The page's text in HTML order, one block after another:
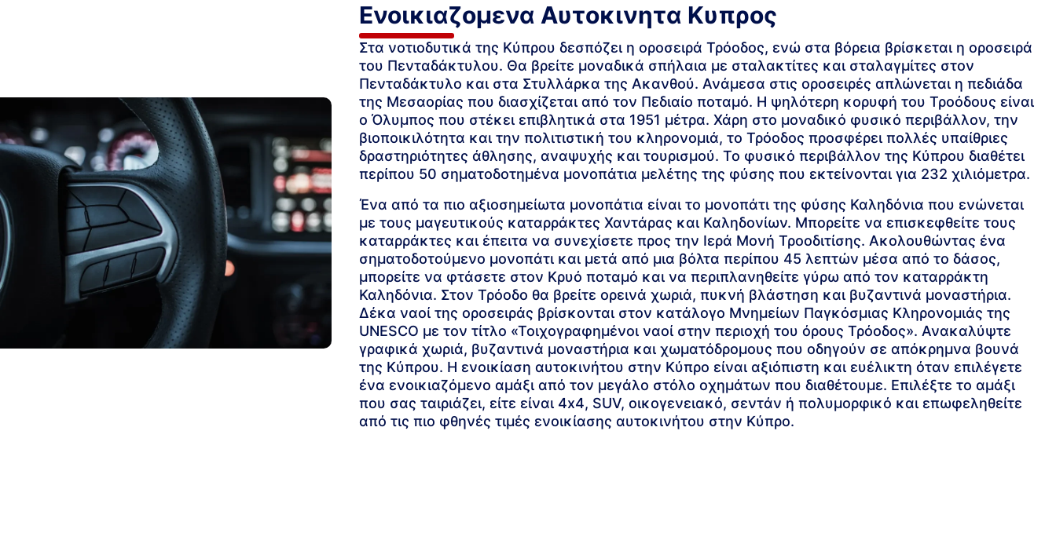
Ενοικιαζομενα Αυτοκινητα Κυπρος
Στα νοτιοδυτικά της Κύπρου δεσπόζει η οροσειρά Τρόοδος, ενώ στα βόρεια βρίσκεται η οροσειρά
του Πενταδάκτυλου. Θα βρείτε μοναδικά σπήλαια με σταλακτίτες και σταλαγμίτες στον
Πενταδάκτυλο και στα Στυλλάρκα της Ακανθού. Ανάμεσα στις οροσειρές απλώνεται η πεδιάδα
της Μεσαορίας που διασχίζεται από τον Πεδιαίο ποταμό. Η ψηλότερη κορυφή του Τροόδους είναι
ο Όλυμπος που στέκει επιβλητικά στα 1951 μέτρα. Χάρη στο μοναδικό φυσικό περιβάλλον, την
βιοποικιλότητα και την πολιτιστική του κληρονομιά, το Τρόοδος προσφέρει πολλές υπαίθριες
δραστηριότητες άθλησης, αναψυχής και τουρισμού. Το φυσικό περιβάλλον της Κύπρου διαθέτει
περίπου 50 σηματοδοτημένα μονοπάτια μελέτης της φύσης που εκτείνονται για 232 χιλιόμετρα.
Ένα από τα πιο αξιοσημείωτα μονοπάτια είναι το μονοπάτι της φύσης Καληδόνια που ενώνεται
με τους μαγευτικούς καταρράκτες Χαντάρας και Καληδονίων. Μπορείτε να επισκεφθείτε τους
καταρράκτες και έπειτα να συνεχίσετε προς την Ιερά Μονή Τροοδιτίσης. Ακολουθώντας ένα
σηματοδοτούμενο μονοπάτι και μετά από μια βόλτα περίπου 45 λεπτών μέσα από το δάσος,
μπορείτε να φτάσετε στον Κρυό ποταμό και να περιπλανηθείτε γύρω από τον καταρράκτη
Καληδόνια. Στον Τρόοδο θα βρείτε ορεινά χωριά, πυκνή βλάστηση και βυζαντινά μοναστήρια.
Δέκα ναοί της οροσειράς βρίσκονται στον κατάλογο Μνημείων Παγκόσμιας Κληρονομιάς της
UNESCO με τον τίτλο «Τοιχογραφημένοι ναοί στην περιοχή του όρους Τρόοδος». Ανακαλύψτε
γραφικά χωριά, βυζαντινά μοναστήρια και χωματόδρομους που οδηγούν σε απόκρημνα βουνά
της Κύπρου. Η ενοικίαση αυτοκινήτου στην Κύπρο είναι αξιόπιστη και ευέλικτη όταν επιλέγετε
ένα ενοικιαζόμενο αμάξι από τον μεγάλο στόλο οχημάτων που διαθέτουμε. Επιλέξτε το αμάξι
που σας ταιριάζει, είτε είναι 4x4, SUV, οικογενειακό, σεντάν ή πολυμορφικό και επωφεληθείτε
από τις πιο φθηνές τιμές ενοικίασης αυτοκινήτου στην Κύπρο.